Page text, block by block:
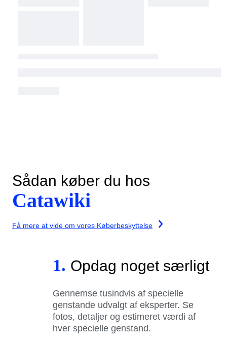
Sådan køber du hos
Catawiki
Få mere at vide om vores Køberbeskyttelse
1. Opdag noget særligt
Gennemse tusindvis af specielle
genstande udvalgt af eksperter. Se
fotos, detaljer og estimeret værdi af
hver specielle genstand.